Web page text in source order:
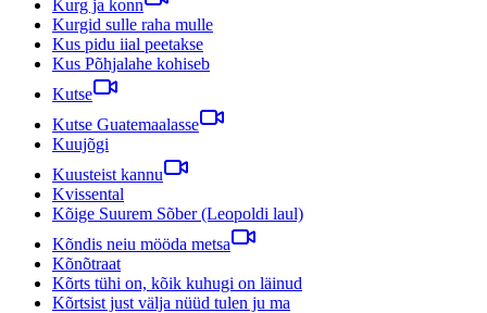
Kurg ja konn
Kurgid sulle raha mulle
Kus pidu iial peetakse
Kus Põhjalahe kohiseb
Kutse
Kutse Guatemaalasse
Kuujõgi
Kuusteist kannu
Kvissental
Kõige Suurem Sõber (Leopoldi laul)
Kõndis neiu mööda metsa
Kõnõtraat
Kõrts tühi on, kõik kuhugi on läinud
Kõrtsist just välja nüüd tulen ju ma